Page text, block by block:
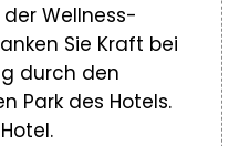
Wellness-
Sie Kraft bei
durch den
Park des Hotels.